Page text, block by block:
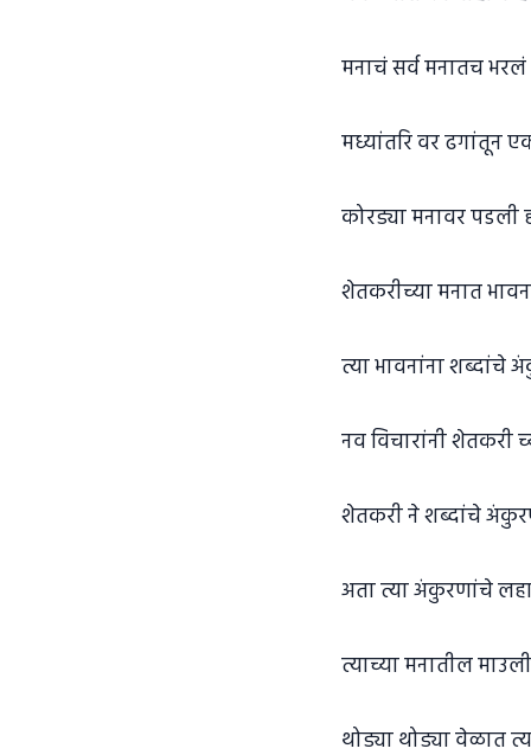
मनाचं सर्व मनातच भरलं
मध्यांतरि वर ढगांतून
कोरड्या मनावर पडली
शेतकरीच्या मनात
त्या भावनांना
नव विचारांनी शेतकरी
शेतकरी ने शब्दांचे
अता त्या अंकुरणांचे
त्याच्या मनातील
थोड्या थोड्या वेळात